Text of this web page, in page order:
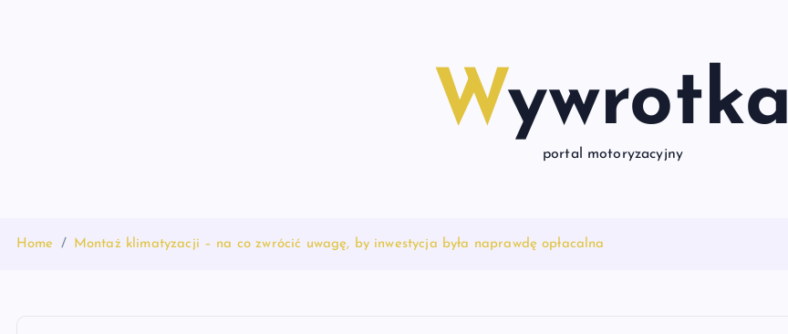
Wywrotka
portal motoryzacyjny
Home Montaż klimatyzacji – na co zwrócić uwagę, by inwestycja była naprawdę opłacalna